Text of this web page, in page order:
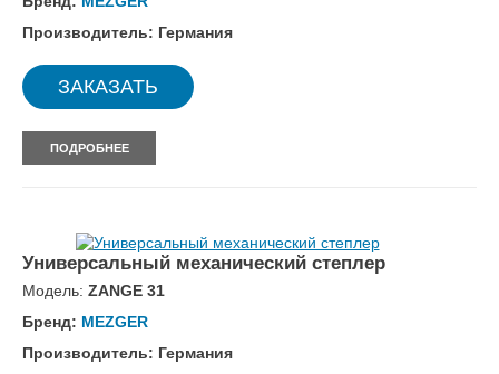
Производитель: Германия
ЗАКАЗАТЬ
ПОДРОБНЕЕ
Универсальный механический степлер
Модель: ZANGE 31
Бренд: MEZGER
Производитель: Германия